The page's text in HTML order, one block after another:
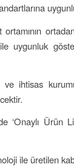
uygunluk
ve ihtisas
‘Onaylı Ürün
ile üretilen